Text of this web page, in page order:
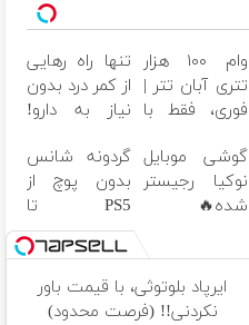
وام ۱۰۰ هزار
تتری آبان تتر |
فوری، فقط با
تنها راه رهایی
از کمر درد بدون
نیاز به دارو!
گوشی موبایل
نوکیا رجیستر
شده🔥
منزل + تخفیف
ویژه)
گردونه شانس
بدون پوچ از
PS5 تا
آیفون17 و
بیت کوین 🔥
ایرپاد بلوتوثی، با قیمت باور
نکردنی!! (فرصت محدود)